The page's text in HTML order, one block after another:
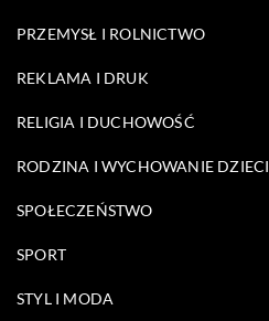
PRZEMYSŁ I ROLNICTWO
REKLAMA I DRUK
RELIGIA I DUCHOWOŚĆ
RODZINA I WYCHOWANIE DZIECI
SPOŁECZEŃSTWO
SPORT
STYL I MODA